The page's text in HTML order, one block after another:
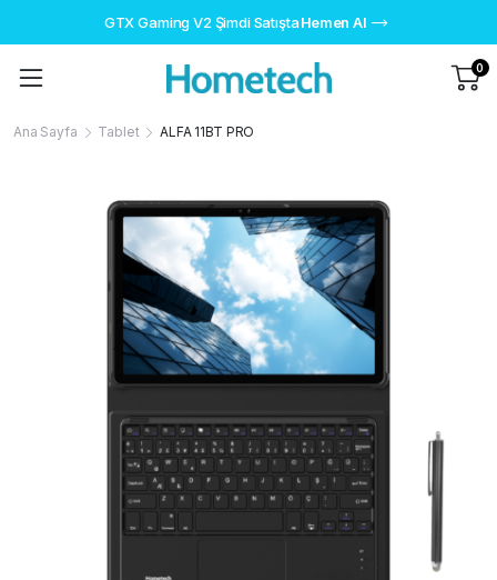
GTX Gaming V2 Şimdi SatıştaHemen Al
0
Ana Sayfa Tablet ALFA 11BT PRO